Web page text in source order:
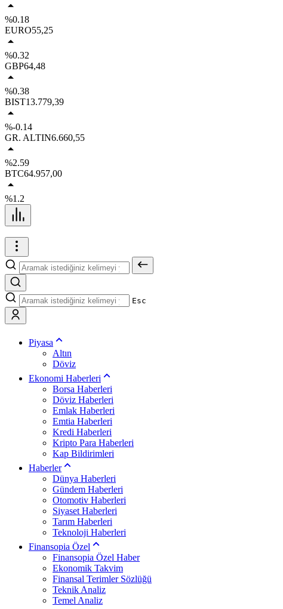
%0.18
EURO55,25
%0.32
GBP64,48
%0.38
BIST13.779,39
%-0.14
GR. ALTIN6.660,55
%2.59
BTC64.957,00
%1.2
Esc
Piyasa
Altın
Döviz
Ekonomi Haberleri
Borsa Haberleri
Döviz Haberleri
Emlak Haberleri
Emtia Haberleri
Kredi Haberleri
Kripto Para Haberleri
Kap Bildirimleri
Haberler
Dünya Haberleri
Gündem Haberleri
Otomotiv Haberleri
Siyaset Haberleri
Tarım Haberleri
Teknoloji Haberleri
Finansopia Özel
Finansopia Özel Haber
Ekonomik Takvim
Finansal Terimler Sözlüğü
Teknik Analiz
Temel Analiz